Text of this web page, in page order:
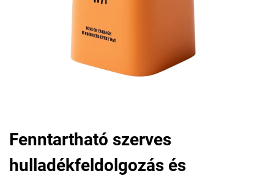
Fenntartható szerves
hulladékfeldolgozás és